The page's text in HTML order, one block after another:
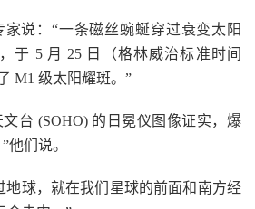
家说：“一条磁丝蜿蜒穿过衰变太阳
于 5 月 25 日（格林威治标准时间
M1 级太阳耀斑。”
台 (SOHO) 的日冕仪图像证实，爆
他们说。
地球，就在我们星球的前面和南方经